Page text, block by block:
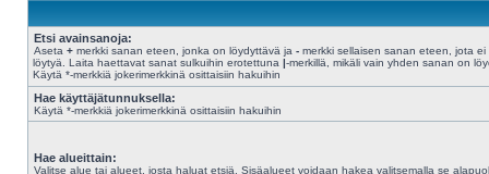
Etsi avainsanoja:
Aseta + merkki sanan eteen, jonka on löydyttävä ja - merkki sellaisen sanan eteen, jota ei
löytyä. Laita haettavat sanat sulkuihin erotettuna |-merkillä, mikäli vain yhden sanan on
Käytä *-merkkiä jokerimerkkinä osittaisiin hakuihin
Hae käyttäjätunnuksella:
Käytä *-merkkiä jokerimerkkinä osittaisiin hakuihin
Hae alueittain:
Valitse alue tai alueet, josta haluat etsiä. Sisäalueet voidaan hakea valitsemalla se